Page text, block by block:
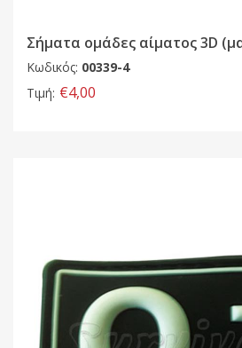
Σήματα ομάδες αίματος 3D
Κωδικός: 00339-4
Τιμή: €4,00